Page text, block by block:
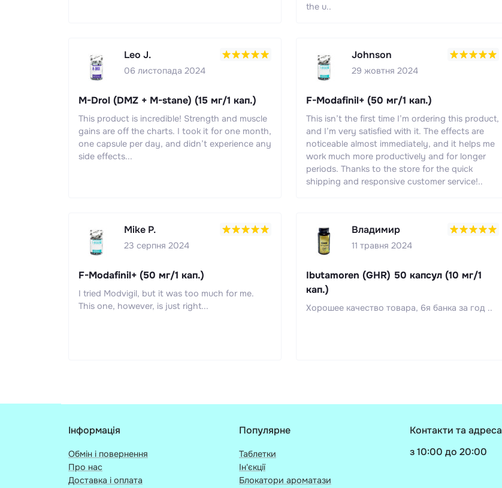
the u..
Leo J.
06 листопада 2024
M-Drol (DMZ + M-stane) (15 мг/1 кап.)
This product is incredible! Strength and muscle
gains are off the charts. I took it for one month,
one capsule per day, and didn’t experience any
side effects...
Johnson
29 жовтня 2024
F-Modafinil+ (50 мг/1 кап.)
This isn’t the first time I’m ordering this product,
and I’m very satisfied with it. The effects are
noticeable almost immediately, and it helps me
work much more productively and for longer
periods. Thanks to the store for the quick
shipping and responsive customer service!..
Mike P.
23 серпня 2024
F-Modafinil+ (50 мг/1 кап.)
I tried Modvigil, but it was too much for me.
This one, however, is just right...
Владимир
11 травня 2024
Ibutamoren (GHR) 50 капсул (10 мг/1
кап.)
Хорошее качество товара, 6я банка за год ..
Інформація
Обмін і повернення
Про нас
Доставка і оплата
Популярне
Таблетки
Ін'єкції
Блокатори ароматази
Контакти та адреса
з 10:00 до 20:00